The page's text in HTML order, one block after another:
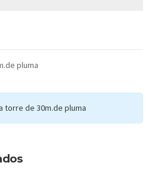
pluma
torre de 30m.de pluma